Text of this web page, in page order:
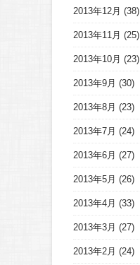
2013年12月 (38)
2013年11月 (25)
2013年10月 (23)
2013年9月 (30)
2013年8月 (23)
2013年7月 (24)
2013年6月 (27)
2013年5月 (26)
2013年4月 (33)
2013年3月 (27)
2013年2月 (24)